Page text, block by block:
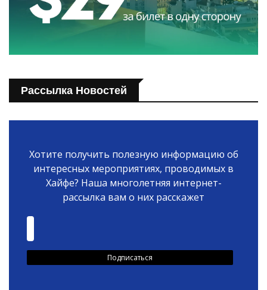
Рассылка Новостей
Хотите получить полезную информацию об
интересных мероприятиях, проводимых в
Хайфе? Наша многолетняя интернет-
рассылка вам о них расскажет